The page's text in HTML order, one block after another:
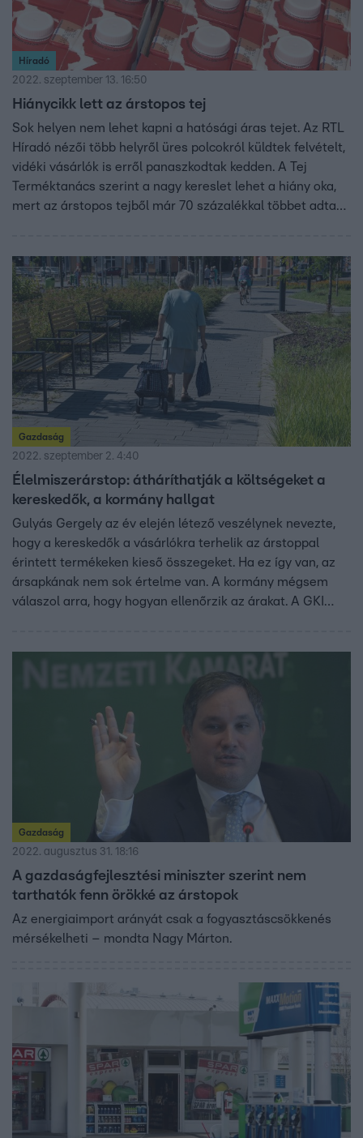
Híradó
2022. szeptember 13. 16:50
Hiánycikk lett az árstopos tej
Sok helyen nem lehet kapni a hatósági áras tejet. Az RTL
Híradó nézői több helyről üres polcokról küldtek felvételt,
vidéki vásárlók is erről panaszkodtak kedden. A Tej
Terméktanács szerint a nagy kereslet lehet a hiány oka,
mert az árstopos tejből már 70 százalékkal többet adtak
Gazdaság
2022. szeptember 2. 4:40
Élelmiszerárstop: átháríthatják a költségeket a
kereskedők, a kormány hallgat
Gulyás Gergely az év elején létező veszélynek nevezte,
hogy a kereskedők a vásárlókra terhelik az árstoppal
érintett termékeken kieső összegeket. Ha ez így van, az
ársapkának nem sok értelme van. A kormány mégsem
válaszol arra, hogy hogyan ellenőrzik az árakat. A GKI
Gazdaság
2022. augusztus 31. 18:16
A gazdaságfejlesztési miniszter szerint nem
tarthatók fenn örökké az árstopok
Az energiaimport arányát csak a fogyasztáscsökkenés
mérsékelheti – mondta Nagy Márton.